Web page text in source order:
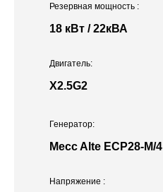
Двигатель:
X2.5G2
Напряжение :
Резервная мощность :
18 кВт / 22кВА
Генератор:
Mecc Alte ЕСР28-М/4